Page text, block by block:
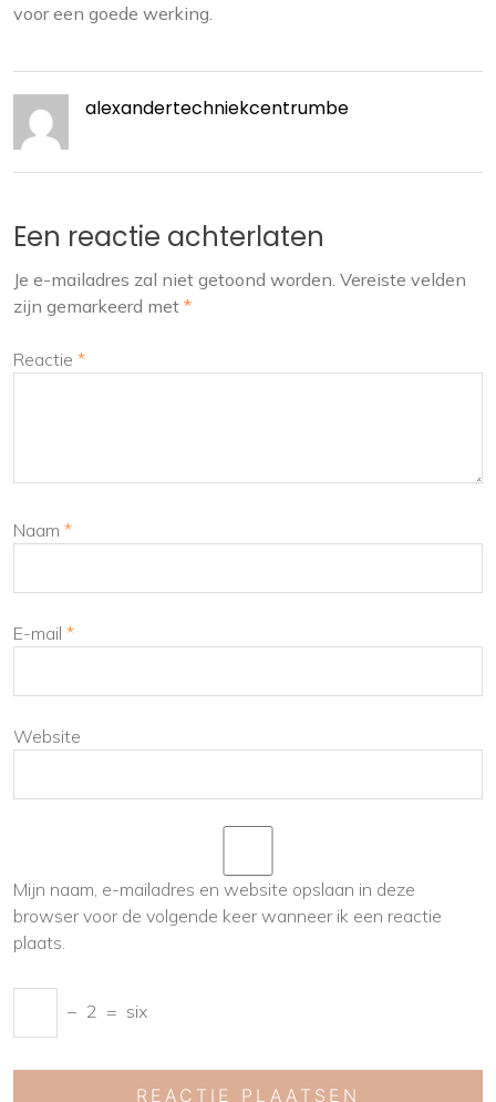
voor een goede werking.
alexandertechniekcentrumbe
Een reactie achterlaten
Je e-mailadres zal niet getoond worden. Vereiste velden
zijn gemarkeerd met *
Reactie *
Naam *
E-mail *
Website
Mijn naam, e-mailadres en website opslaan in deze
browser voor de volgende keer wanneer ik een reactie
plaats.
− 2 = six